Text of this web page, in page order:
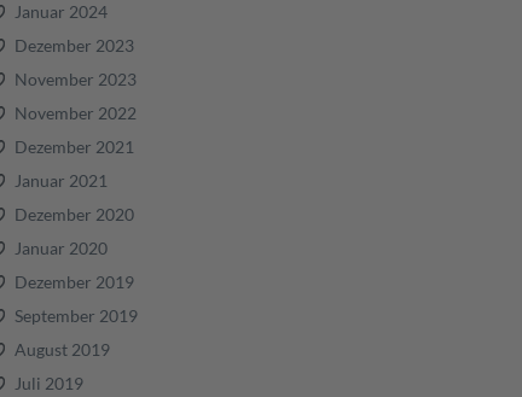
Januar 2024
Dezember 2023
November 2023
November 2022
Dezember 2021
Januar 2021
Dezember 2020
Januar 2020
Dezember 2019
September 2019
August 2019
Juli 2019